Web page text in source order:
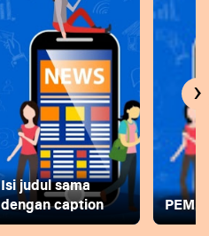
Isi judul sama
dengan caption
›